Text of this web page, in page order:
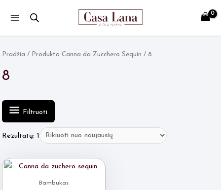
Pradžia / Produkto Canna da Zucchero Sequin / 8
8
Filtruoti
Rezultatų: 1
Bambukas